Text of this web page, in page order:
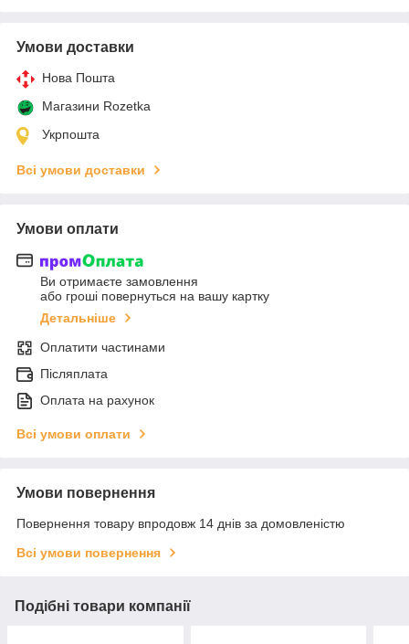
Умови доставки
Нова Пошта
Магазини Rozetka
Укрпошта
Всі умови доставки
Умови оплати
Ви отримаєте замовлення
або гроші повернуться на вашу картку
Детальніше
Оплатити частинами
Післяплата
Оплата на рахунок
Всі умови оплати
Умови повернення
Повернення товару впродовж 14 днів за домовленістю
Всі умови повернення
Подібні товари компанії